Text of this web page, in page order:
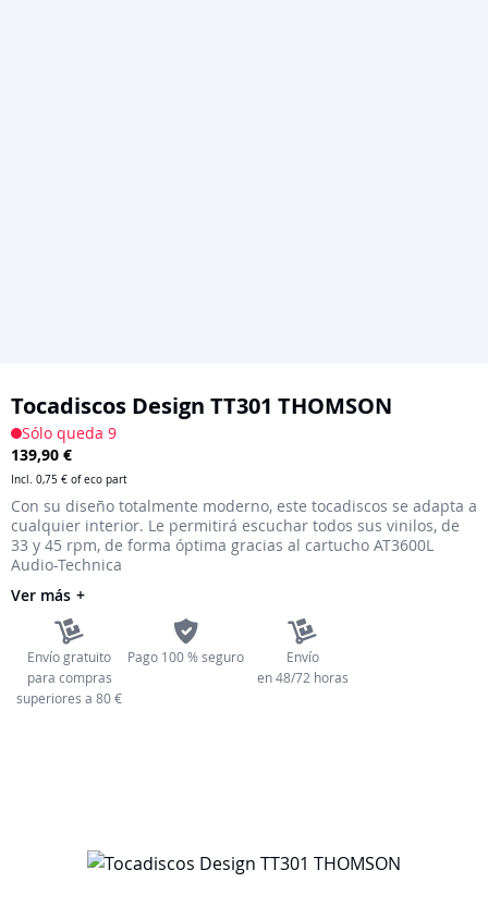
al
comienzo
de
la
galería
de
imágenes
Tocadiscos Design TT301 THOMSON
Sólo queda 9
139,90 €
Incl. 0,75 € of eco part
Con su diseño totalmente moderno, este tocadiscos se adapta a
cualquier interior. Le permitirá escuchar todos sus vinilos, de
33 y 45 rpm, de forma óptima gracias al cartucho AT3600L
Audio-Technica
Ver más
Envío gratuito
para compras
superiores a 80 €
Pago 100 % seguro
Envío
en 48/72 horas